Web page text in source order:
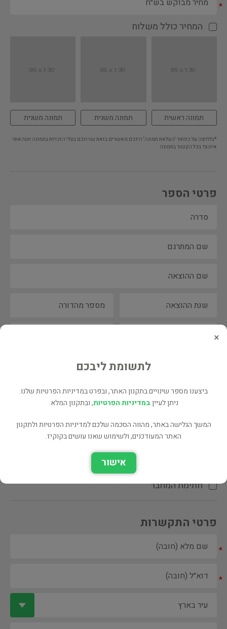
*
המחיר כולל משלוח
תמונה ראשית תמונה משנית תמונה משנית
*בלחיצה על כפתור 'העלאת תמונה' הינכם מאשרים בזאת שהינכם בעלי הזכויות בתמונה ושהאתר
אינו צד בכל הקשור בתמונה
פרטי הספר
הקדשת המחבר\המתרגם
חתימת המחבר
פרטי התקשרות
*
*
×
לתשומת ליבכם
ביצענו מספר שינויים בתקנון האתר, ובפרט במדיניות הפרטיות שלנו.
ניתן לעייןבמדיניות הפרטיות, ובתקנון המלא.
המשך הגלישה באתר, מהווה הסכמה שלכם למדיניות הפרטיות ולתקנון
האתר המעודכנים, ולשימוש שאנו עושים בקוקיז.
אישור